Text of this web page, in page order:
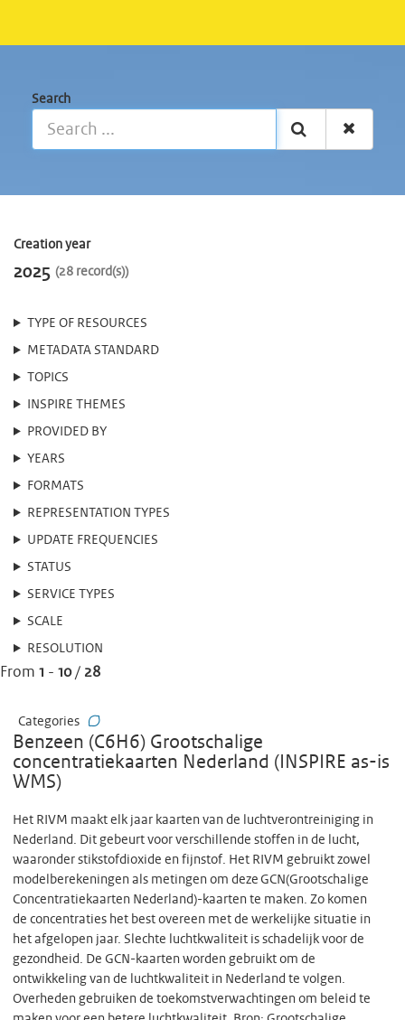
Search
Creation year
2025 28 record(s)
TYPE OF RESOURCES
METADATA STANDARD
TOPICS
INSPIRE THEMES
PROVIDED BY
YEARS
FORMATS
REPRESENTATION TYPES
UPDATE FREQUENCIES
STATUS
SERVICE TYPES
SCALE
RESOLUTION
From 1 - 10/ 28
Categories
Benzeen (C6H6) Grootschalige
concentratiekaarten Nederland (INSPIRE as-is
WMS)
Het RIVM maakt elk jaar kaarten van de luchtverontreiniging in
Nederland. Dit gebeurt voor verschillende stoffen in de lucht,
waaronder stikstofdioxide en fijnstof. Het RIVM gebruikt zowel
modelberekeningen als metingen om deze GCN(Grootschalige
Concentratiekaarten Nederland)-kaarten te maken. Zo komen
de concentraties het best overeen met de werkelijke situatie in
het afgelopen jaar. Slechte luchtkwaliteit is schadelijk voor de
gezondheid. De GCN-kaarten worden gebruikt om de
ontwikkeling van de luchtkwaliteit in Nederland te volgen.
Overheden gebruiken de toekomstverwachtingen om beleid te